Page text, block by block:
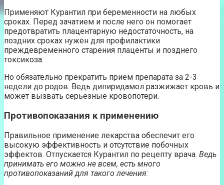
Применяют Курантил при беременности на любых
сроках. Перед зачатием и после него он помогает
предотвратить плацентарную недостаточность, на
поздних сроках нужен для профилактики
преждевременного старения плаценты и позднего
токсикоза.
Но обязательно прекратить прием препарата за 2-3
недели до родов. Ведь дипиридамол разжижает кровь и
может вызвать серьезные кровопотери.
Противопоказания к применению
Правильное применение лекарства обеспечит его
высокую эффективность и отсутствие побочных
эффектов. Отпускается Курантил по рецепту врача. Ведь
принимать его можно не всем, есть много
противопоказаний для такого лечения: